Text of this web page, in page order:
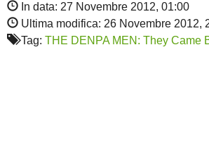
In data: 27 Novembre 2012, 01:00
Ultima modifica: 26 Novembre 2012,
Tag: THE DENPA MEN: They Came